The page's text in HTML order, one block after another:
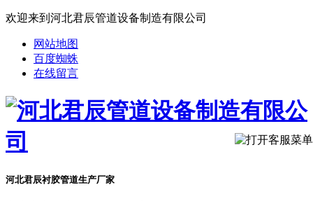
欢迎来到河北君辰管道设备制造有限公司
网站地图
百度蜘蛛
在线留言
河北君辰衬胶管道生产厂家